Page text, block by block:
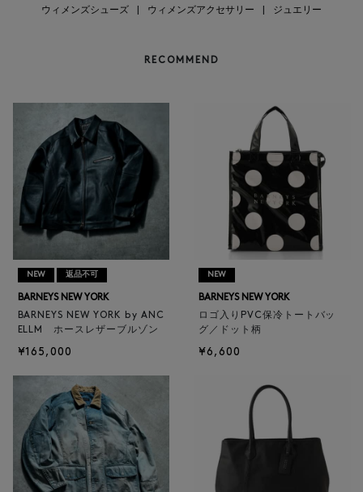
ウィメンズシューズ ウィメンズアクセサリー ジュエリー
RECOMMEND
NEW 返品不可
BARNEYS NEW YORK
BARNEYS NEW YORK by ANC
ELLM ホースレザーブルゾン
¥165,000
NEW
BARNEYS NEW YORK
ロゴ入りPVC保冷トートバッ
グ／ドット柄
¥6,600